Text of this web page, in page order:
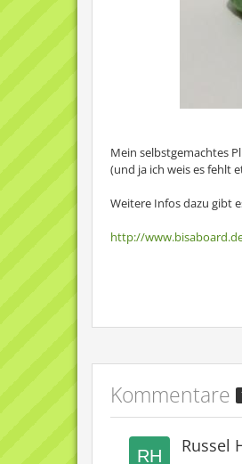
Mein selbstgemachtes
(und ja ich weis es fehlt
Weitere Infos dazu gibt
http://
Kommentare
Russel